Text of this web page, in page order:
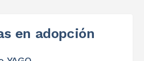
en adopción